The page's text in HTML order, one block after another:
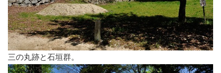
三の丸跡と石垣群。